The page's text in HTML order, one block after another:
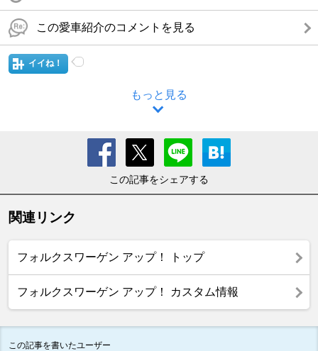
この愛車紹介のコメントを見る
イイね！
もっと見る
この記事をシェアする
関連リンク
フォルクスワーゲン アップ！ トップ
フォルクスワーゲン アップ！ カスタム情報
この記事を書いたユーザー